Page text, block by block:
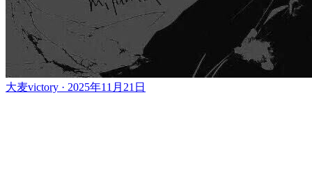
大麦victory · 2025年11月21日